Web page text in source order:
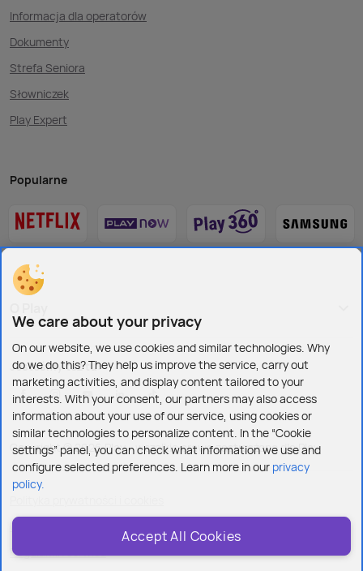
Informacja dla operatorów
Dokumenty
Strefa Seniora
Słowniczek
Play Expert
Popularne
Jesteśmy też tu:
Copyright © 2026 Play - wszelkie prawa zastrzeżone dla Play
Ustawienia plików cookies
Regulamin serwisu
We care about your privacy
On our website, we use cookies and similar technologies. Why
do we do this? They help us improve the service, carry out
marketing activities, and display content tailored to your
interests. With your consent, our partners may also access
information about your use of our service, using cookies or
similar technologies to personalize content. In the “Cookie
settings” panel, you can check what information we use and
configure selected preferences. Learn more in our privacy
policy.
Accept All Cookies